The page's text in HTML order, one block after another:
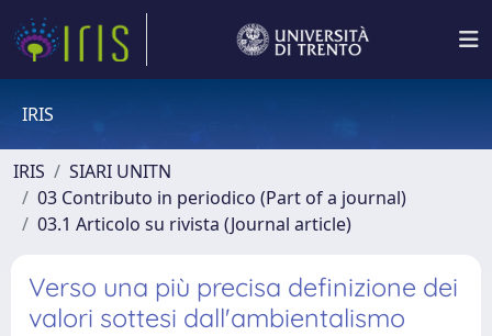
IRIS
IRIS
SIARI UNITN
03 Contributo in periodico (Part of a journal)
03.1 Articolo su rivista (Journal article)
Verso una più precisa definizione dei
valori sottesi dall'ambientalismo